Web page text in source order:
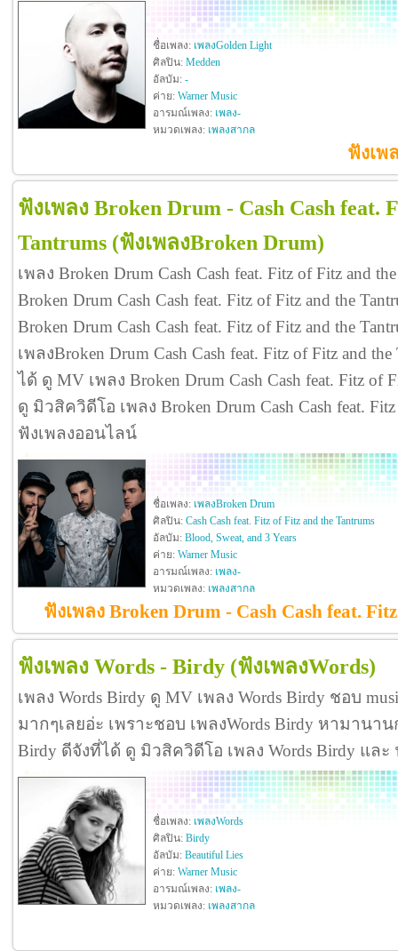
ชื่อเพลง: เพลงGolden Light
ศิลปิน: Medden
อัลบัม: -
ค่าย: Warner Music
อารมณ์เพลง: เพลง-
หมวดเพลง: เพลงสากล
ฟังเพ
ฟังเพลง Broken Drum - Cash Cash feat.
Tantrums (ฟังเพลงBroken Drum)
เพลง Broken Drum Cash Cash feat. Fitz of Fitz and
Broken Drum Cash Cash feat. Fitz of Fitz and the
Broken Drum Cash Cash feat. Fitz of Fitz and the
เพลงBroken Drum Cash Cash feat. Fitz of Fitz and
ได้ ดู MV เพลง Broken Drum Cash Cash feat. Fitz of
ดู มิวสิควิดีโอ เพลง Broken Drum Cash Cash feat.
ฟังเพลงออนไลน์
ชื่อเพลง: เพลงBroken Drum
ศิลปิน: Cash Cash feat. Fitz of Fitz and the Tantrums
อัลบัม: Blood, Sweat, and 3 Years
ค่าย: Warner Music
อารมณ์เพลง: เพลง-
หมวดเพลง: เพลงสากล
ฟังเพลง Broken Drum - Cash Cash feat.
ฟังเพลง Words - Birdy (ฟังเพลงWords)
เพลง Words Birdy ดู MV เพลง Words Birdy ชอบ
มากๆเลยอ่ะ เพราะชอบ เพลงWords Birdy หามานา
Birdy ดีจังที่ได้ ดู มิวสิควิดีโอ เพลง Words Birdy แล
ชื่อเพลง: เพลงWords
ศิลปิน: Birdy
อัลบัม: Beautiful Lies
ค่าย: Warner Music
อารมณ์เพลง: เพลง-
หมวดเพลง: เพลงสากล